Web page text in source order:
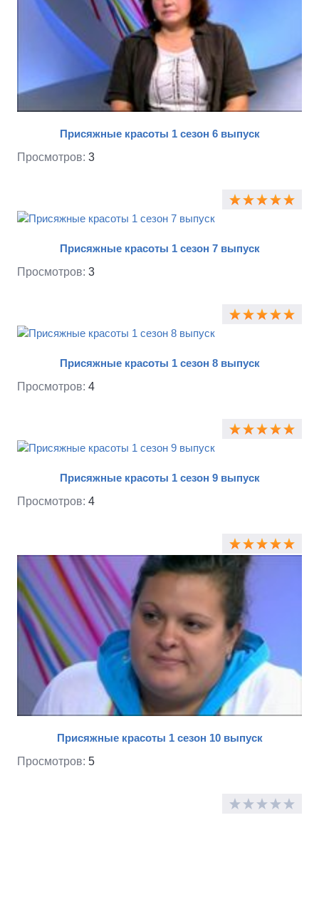
Присяжные красоты 1 сезон 6 выпуск
Просмотров: 3
Присяжные красоты 1 сезон 7 выпуск
Просмотров: 3
Присяжные красоты 1 сезон 8 выпуск
Просмотров: 4
Присяжные красоты 1 сезон 9 выпуск
Просмотров: 4
Присяжные красоты 1 сезон 10 выпуск
Просмотров: 5